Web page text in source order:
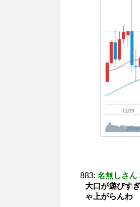
883: 名無しさん
大口が遊びす
ゃ上がらんわ